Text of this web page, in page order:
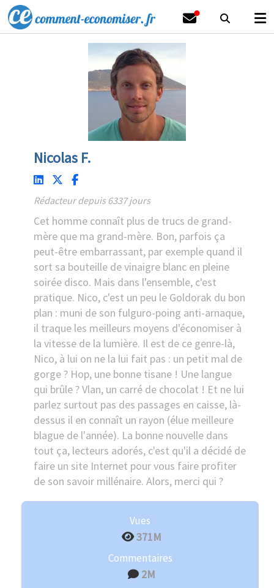
Nicolas F.
Rédacteur depuis 6337 jours
Cet homme connaît plus de trucs de grand-
mère que ma grand-mère. Bon, parfois ça
peut-être embarrassant, par exemple quand il
sort sa bouteille de vinaigre blanc en pleine
soirée disco. Mais dans l'ensemble, c'est
pratique. Nico, c'est un peu le Goldorak du bon
plan : muni de son fulguro-poing anti-arnaque,
il traque les meilleurs moyens d'économiser à
la vitesse de la lumière. Il est de ce genre-là,
Nico, à lui on ne la lui fait pas : un petit mal de
gorge ? Hop, une bonne tisane ! Une langue
qui brûle ? Vlan, un carré de chocolat ! Et ne lui
parlez surtout pas des passages en caisse, là-
dessus il en connaît un rayon (élue meilleure
blague de l'année). La bonne nouvelle dans
tout ça, lecteurs adorés, c'est qu'il a décidé de
faire un site Internet pour vous faire profiter
de son savoir millénaire. Alors, merci qui ?
Vues
371M
Commentaires
2M